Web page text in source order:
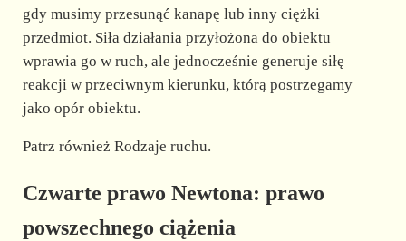
gdy musimy przesunąć kanapę lub inny ciężki
przedmiot. Siła działania przyłożona do obiektu
wprawia go w ruch, ale jednocześnie generuje siłę
reakcji w przeciwnym kierunku, którą postrzegamy
jako opór obiektu.
Patrz również Rodzaje ruchu.
Czwarte prawo Newtona: prawo
powszechnego ciążenia